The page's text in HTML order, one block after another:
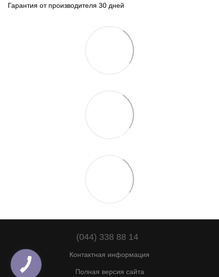
Гарантия от производителя 30 дней
(044) 338 88 14
Контактная информация
Полная версия сайта